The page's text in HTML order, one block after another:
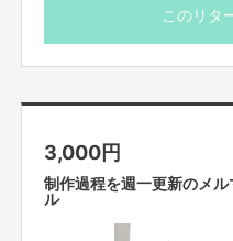
不良品、発送商品間違いの場合、
このリタ
3,000円
制作過程を週一更新のメ
ル